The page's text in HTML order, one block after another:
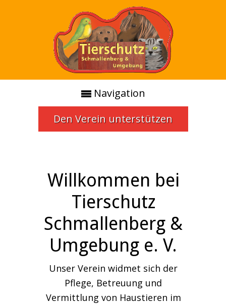
Navigation
Den Verein unterstützen
Willkommen bei
Tierschutz
Schmallenberg &
Umgebung e. V.
Unser Verein widmet sich der
Pflege, Betreuung und
Vermittlung von Haustieren im